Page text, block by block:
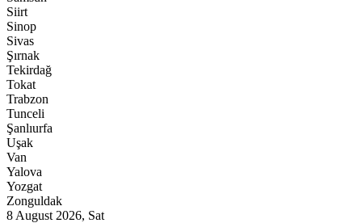
Siirt
Sinop
Sivas
Şırnak
Tekirdağ
Tokat
Trabzon
Tunceli
Şanlıurfa
Uşak
Van
Yalova
Yozgat
Zonguldak
8 August 2026, Sat